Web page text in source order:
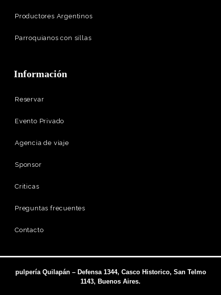
Productores Argentinos
Parroquianos con sillas
Información
Reservar
Evento Privado
Agencia de viaje
Sponsor
Criticas
Preguntas frecuentes
Contacto
pulpería Quilapán – Defensa 1344, Casco Historico, San Telmo
1143, Buenos Aires.